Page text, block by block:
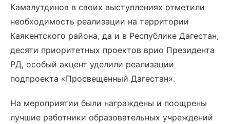
Камалутдинов в своих выступлениях отметили
необходимость реализации на территории
Каякентского района, да и в Республике Дагестан,
десяти приоритетных проектов врио Президента
РД, особый акцент уделили реализации
подпроекта «Просвещенный Дагестан».
На мероприятии были награждены и поощрены
лучшие работники образовательных учреждений